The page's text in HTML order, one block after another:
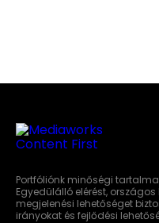
Portfóliónk minőségi
Egyedülálló elérést,
megjelenési lehetőséget
irányokat és fejlődési